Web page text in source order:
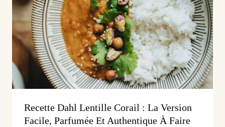
Recette Dahl Lentille Corail : La Version
Facile, Parfumée Et Authentique À Faire